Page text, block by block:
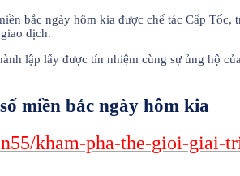
bắc ngày hôm kia được chế tác Cấp
dịch.
lập lấy được tín nhiệm cùng sự ủng hộ
miền bắc ngày hôm kia
kham-pha-the-gioi-giai-